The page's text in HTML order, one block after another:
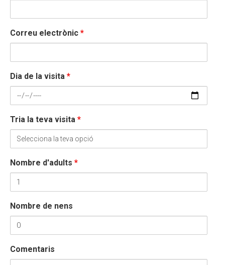
Correu electrònic *
Dia de la visita *
Tria la teva visita *
Nombre d'adults *
Nombre de nens
Comentaris